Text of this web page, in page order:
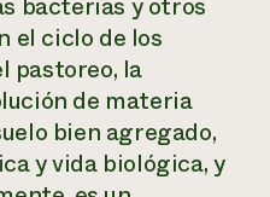
el ciclo de los
pastoreo, la
de materia
bien agregado,
y vida biológica, y